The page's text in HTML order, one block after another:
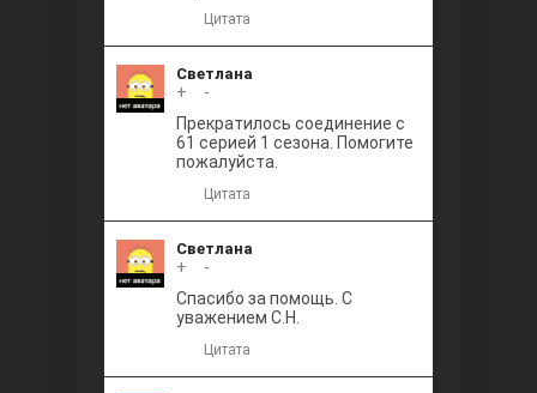
Цитата
Светлана
+
-
Прекратилось соединение с
61 серией 1 сезона. Помогите
пожалуйста.
Цитата
Светлана
+
-
Спасибо за помощь. С
уважением С.Н.
Цитата